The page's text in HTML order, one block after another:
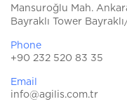
Mansuroğlu Mah.
Bayraklı Tower
Phone
+90 232 520 83 35
Email
info@agilis.com.tr